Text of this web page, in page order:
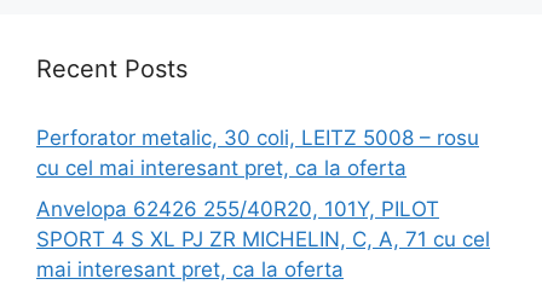
Recent Posts
Perforator metalic, 30 coli, LEITZ 5008 – rosu
cu cel mai interesant pret, ca la oferta
Anvelopa 62426 255/40R20, 101Y, PILOT
SPORT 4 S XL PJ ZR MICHELIN, C, A, 71 cu cel
mai interesant pret, ca la oferta